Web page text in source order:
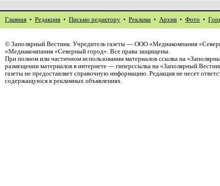
Главная • Редакция • Письмо редактору • Реклама • Архив • Фото •
© Заполярный Вестник. Учредитель газеты — ООО «Медиакомпания
«Медиакомпания «Северный город». Все права защищены.
При полном или частичном использовании материалов ссылка на
размещении материалов в интернете — гиперссылка на «Заполярный
газеты не предоставляет справочную информацию. Редакция не несет
содержащуюся в рекламных объявлениях.